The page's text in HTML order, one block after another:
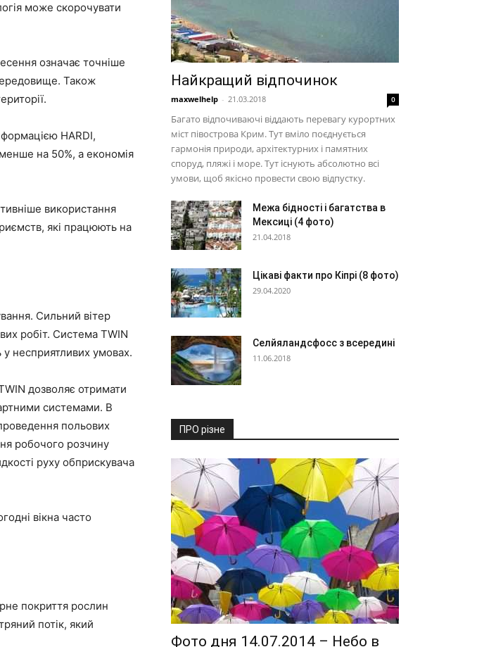
може скорочувати
означає точніше
Також
HARDI,
на 50%, а економія
використання
які працюють на
Сильний вітер
робіт. Система TWIN
несприятливих умовах.
дозволяє отримати
системами. В
польових
робочого розчину
руху обприскувача
вікна часто
покриття рослин
потік, який
Найкращий відпочинок
maxwelhelp - 21.03.2018 0
Багато відпочиваючі віддають перевагу курортних
міст півострова Крим. Тут вміло поєднується
гармонія природи, архітектурних і памятних
споруд, пляжі і море. Тут існують абсолютно всі
умови, щоб якісно провести свою відпустку.
Межа бідності і багатства в
Мексиці (4 фото)
21.04.2018
Цікаві факти про Кіпрі (8 фото)
29.04.2020
Селйяландсфосс з всередині
11.06.2018
ПРО різне
Фото дня 14.07.2014 – Небо в